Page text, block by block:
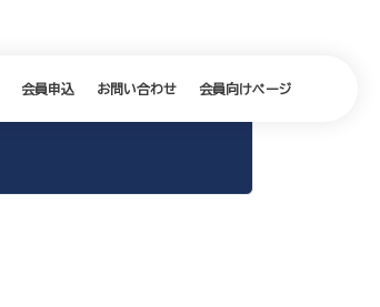
会員申込 お問い合わせ 会員向けページ